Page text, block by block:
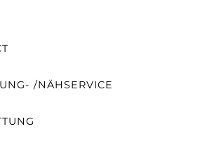
/NÄHSERVICE